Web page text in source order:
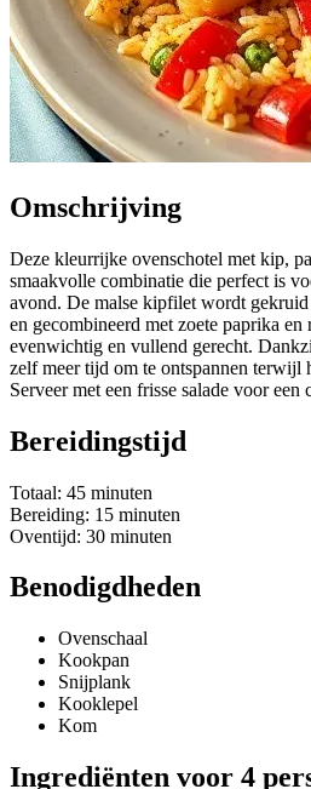
Omschrijving
Deze kleurrijke ovenschotel met kip,
smaakvolle combinatie die perfect is
avond. De malse kipfilet wordt
en gecombineerd met zoete paprika
evenwichtig en vullend gerecht.
zelf meer tijd om te ontspannen terwijl
Serveer met een frisse salade voor een
Bereidingstijd
Totaal: 45 minuten
Bereiding: 15 minuten
Oventijd: 30 minuten
Benodigdheden
Ovenschaal
Kookpan
Snijplank
Kooklepel
Kom
Ingrediënten voor 4